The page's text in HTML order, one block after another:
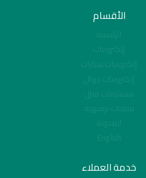
الأقسام
الرئيسية
إلكترونيات
إلكترونيات سيارات
إلكترونيات جوال
مستلزمات منزل
منتجات ترفيهيه
المدونة
English
خدمة العملاء